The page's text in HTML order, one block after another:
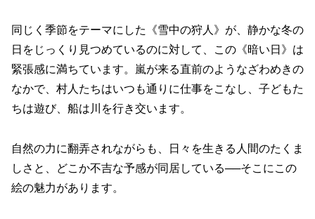
同じく季節をテーマにした《雪中の狩人》が、静かな冬の
日をじっくり見つめているのに対して、この《暗い日》は
緊張感に満ちています。嵐が来る直前のようなざわめきの
なかで、村人たちはいつも通りに仕事をこなし、子どもた
ちは遊び、船は川を行き交います。
自然の力に翻弄されながらも、日々を生きる人間のたくま
しさと、どこか不吉な予感が同居している──そこにこの
絵の魅力があります。